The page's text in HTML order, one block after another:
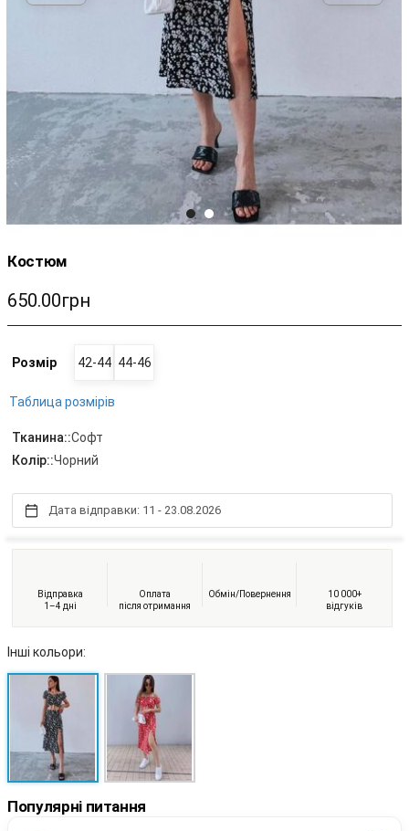
Костюм
650.00грн
Розмір 42-44 44-46
Таблица розмірів
Тканина::Софт
Колір::Чорний
Дата відправки: 11 - 23.08.2026
Відправка
1–4 дні
Оплата
після отримання
Обмін/Повернення
10 000+
відгуків
Інші кольори:
Популярні питання